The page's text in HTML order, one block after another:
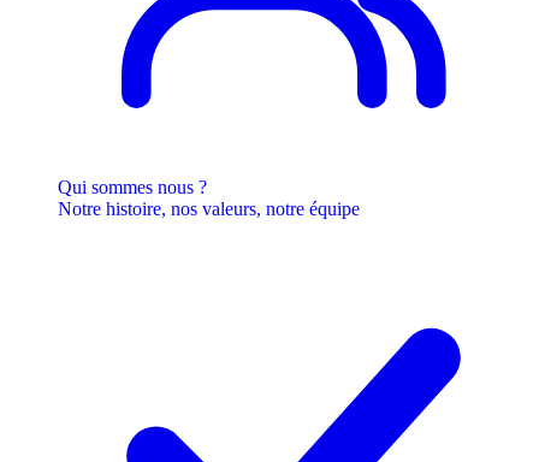
Qui sommes nous ?
Notre histoire, nos valeurs, notre équipe